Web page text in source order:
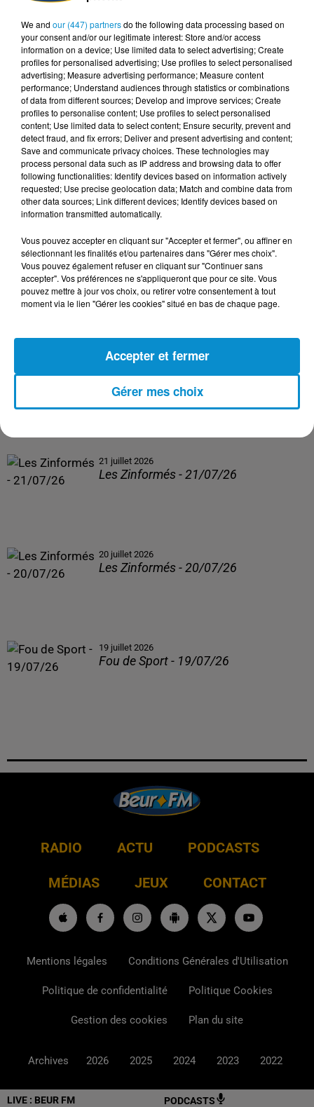
LIVE : BEUR FM PODCASTS
DERNIERS PODCASTS
24 juillet 2026
Les Zinformés - 24/07/26
23 juillet 2026
Les Zinformés - 23/07/26
21 juillet 2026
Les Zinformés - 21/07/26
20 juillet 2026
Les Zinformés - 20/07/26
19 juillet 2026
Fou de Sport - 19/07/26
RADIO ACTU PODCASTS
MÉDIAS JEUX CONTACT
Mentions légales Conditions Générales d'Utilisation
Politique de confidentialité Politique Cookies
Gestion des cookies Plan du site
Archives 2026 2025 2024 2023 2022
We and our (447) partnersdo the following data processing based on
your consent and/or our legitimate interest: Store and/or access
information on a device; Use limited data to select advertising; Create
profiles for personalised advertising; Use profiles to select personalised
advertising; Measure advertising performance; Measure content
performance; Understand audiences through statistics or combinations
of data from different sources; Develop and improve services; Create
profiles to personalise content; Use profiles to select personalised
content; Use limited data to select content; Ensure security, prevent and
detect fraud, and fix errors; Deliver and present advertising and content;
Save and communicate privacy choices. These technologies may
process personal data such as IP address and browsing data to offer
following functionalities: Identify devices based on information actively
requested; Use precise geolocation data; Match and combine data from
other data sources; Link different devices; Identify devices based on
information transmitted automatically.
Vous pouvez accepter en cliquant sur "Accepter et fermer", ou affiner en
sélectionnant les finalités et/ou partenaires dans "Gérer mes choix".
Vous pouvez également refuser en cliquant sur "Continuer sans
accepter". Vos préférences ne s'appliqueront que pour ce site. Vous
pouvez mettre à jour vos choix, ou retirer votre consentement à tout
moment via le lien "Gérer les cookies" situé en bas de chaque page.
Gérer mes choix
Accepter et fermer